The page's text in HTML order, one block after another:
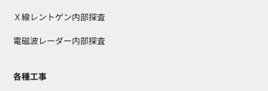
Ｘ線レントゲン内部探査
電磁波レーダー内部探査
各種工事